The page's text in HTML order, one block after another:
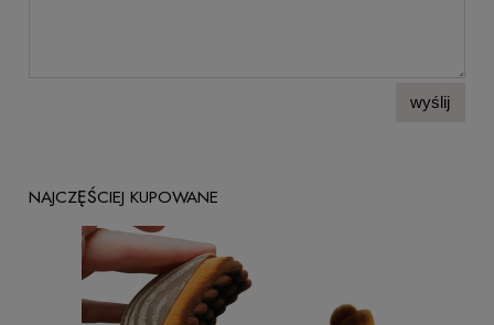
wyślij
NAJCZĘŚCIEJ KUPOWANE